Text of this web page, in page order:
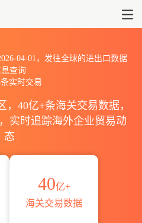
04-01，发往全球的进出口数据
查询
实时交易
，40亿+条海关交易数据，
实时追踪海外企业贸易动
态
40亿+
海关交易数据